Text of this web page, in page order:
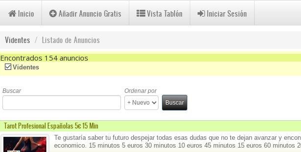
Inicio Añadir Anuncio Gratis Vista Tablón Iniciar Sesión
Videntes Listado de Anuncios
Encontrados 154 anuncios
(-) Remove Videntes Filter
Videntes
Buscar
Ordenar por
Buscar
Tarot Profesional Españolas 5€ 15 Min
Te gustaría saber tu futuro despejar todas esas dudas que no te dejan avanzar y
economico. 15 minutos 5 euros 30 minutos 10 euros 45 minutos 15 euros 60 minutos